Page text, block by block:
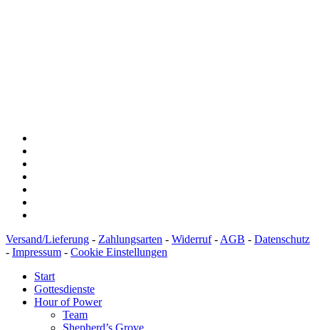
Versand/Lieferung - Zahlungsarten - Widerruf- AGB - Datenschutz
- Impressum - Cookie Einstellungen
Start
Gottesdienste
Hour of Power
Team
Shepherd’s Grove